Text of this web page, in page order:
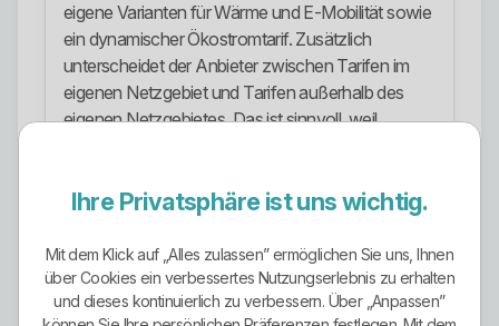
eigene Varianten für Wärme und E-Mobilität sowie
ein dynamischer Ökostromtarif. Zusätzlich
unterscheidet der Anbieter zwischen Tarifen im
eigenen Netzgebiet und Tarifen außerhalb des
eigenen Netzgebietes. Das ist sinnvoll, weil
festen Produkte mit Preisgarantie beworben
Preisgarantie bezieht sich nur auf den
Energiepreisanteil und nicht auf staatlich
veranlasste Preisbestandteile. Wer das übersieht,
Ihre Privatsphäre ist uns wichtig.
Mit dem Klick auf „Alles zulassen” ermöglichen Sie uns, Ihnen
über Cookies ein verbessertes Nutzungserlebnis zu erhalten
und dieses kontinuierlich zu verbessern. Über „Anpassen”